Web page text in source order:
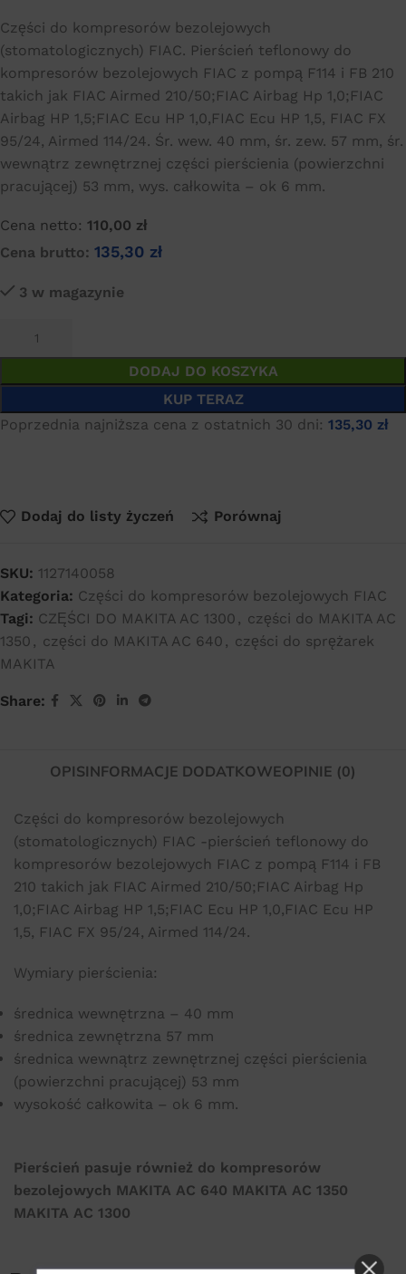
Części do kompresorów bezolejowych
(stomatologicznych) FIAC. Pierścień teflonowy do
kompresorów bezolejowych FIAC z pompą F114 i FB 210
takich jak FIAC Airmed 210/50;FIAC Airbag Hp 1,0;FIAC
Airbag HP 1,5;FIAC Ecu HP 1,0,FIAC Ecu HP 1,5, FIAC FX
95/24, Airmed 114/24. Śr. wew. 40 mm, śr. zew. 57 mm, śr.
wewnątrz zewnętrznej części pierścienia (powierzchni
pracującej) 53 mm, wys. całkowita – ok 6 mm.
Cena netto: 110,00 zł
Cena brutto: 135,30 zł
3 w magazynie
DODAJ DO KOSZYKA
KUP TERAZ
Poprzednia najniższa cena z ostatnich 30 dni: 135,30 zł
Dodaj do listy życzeń Porównaj
SKU: 1127140058
Kategoria: Części do kompresorów bezolejowych FIAC
Tagi: CZĘŚCI DO MAKITA AC 1300 , części do MAKITA AC
1350 , części do MAKITA AC 640 , części do sprężarek
MAKITA
Share:
OPISINFORMACJE DODATKOWEOPINIE (0)
Części do kompresorów bezolejowych
(stomatologicznych) FIAC -pierścień teflonowy do
kompresorów bezolejowych FIAC z pompą F114 i FB
210 takich jak FIAC Airmed 210/50;FIAC Airbag Hp
1,0;FIAC Airbag HP 1,5;FIAC Ecu HP 1,0,FIAC Ecu HP
1,5, FIAC FX 95/24, Airmed 114/24.
Wymiary pierścienia:
średnica wewnętrzna – 40 mm
średnica zewnętrzna 57 mm
średnica wewnątrz zewnętrznej części pierścienia
(powierzchni pracującej) 53 mm
wysokość całkowita – ok 6 mm.
Pierścień pasuje również do kompresorów
bezolejowych MAKITA AC 640 MAKITA AC 1350
MAKITA AC 1300